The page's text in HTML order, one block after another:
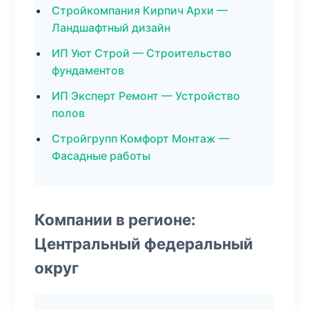
Стройкомпания Кирпич Архи —
Ландшафтный дизайн
ИП Уют Строй — Строительство
фундаментов
ИП Эксперт Ремонт — Устройство
полов
Стройгрупп Комфорт Монтаж —
Фасадные работы
Компании в регионе:
Центральный федеральный
округ